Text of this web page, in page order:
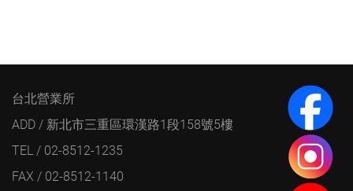
台北營業所
ADD / 新北市三重區環漢路1段158號5樓
TEL / 02-8512-1235
FAX / 02-8512-1140